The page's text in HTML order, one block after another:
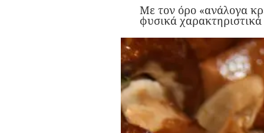
Με τον όρο «ανάλογα
φυσικά